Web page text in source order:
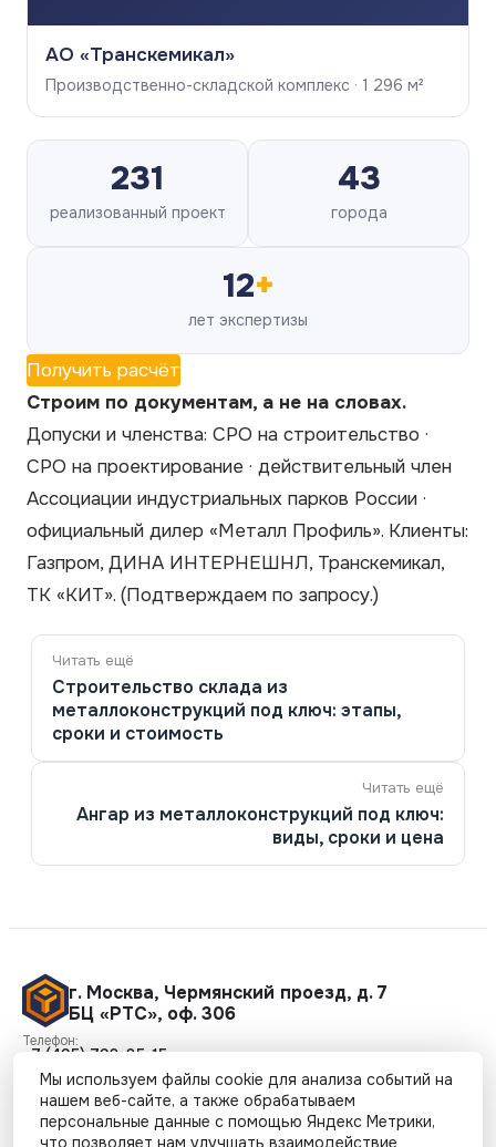
Мы используем файлы cookie для анализа событий на
нашем веб-сайте, а также обрабатываем
персональные данные с помощью Яндекс Метрики,
что позволяет нам улучшать взаимодействие
АО «Транскемикал»
Производственно-складской комплекс · 1 296 м²
231
реализованный проект
43
города
12+
лет экспертизы
Получить расчёт
Строим по документам, а не на словах.
Допуски и членства: СРО на строительство ·
СРО на проектирование · действительный член
Ассоциации индустриальных парков России ·
официальный дилер «Металл Профиль». Клиенты:
Газпром, ДИНА ИНТЕРНЕШНЛ, Транскемикал,
ТК «КИТ». (Подтверждаем по запросу.)
Навигация
по
записям
Строительство склада из
металлоконструкций под ключ: этапы,
сроки и стоимость
Ангар из металлоконструкций под ключ:
виды, сроки и цена
г. Москва, Чермянский проезд, д. 7
БЦ «РТС», оф. 306
Телефон:
+7 (495) 798-85-15
e-mail
info@sikopora.ru
Режим работы:
09:00 - 18:00